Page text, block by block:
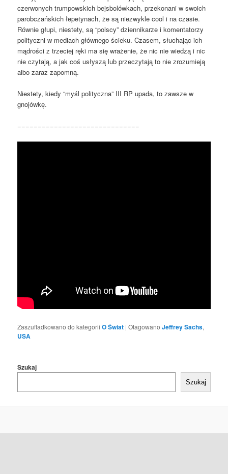
czerwonych trumpowskich bejsbolówkach, przekonani w swoich
parobczańskich łepetynach, że są niezwykle cool i na czasie.
Równie głupi, niestety, są “polscy” dziennikarze i komentatorzy
polityczni w mediach głównego ścieku. Czasem, słuchając ich
mądrości z trzeciej ręki ma się wrażenie, że nic nie wiedzą i nic
nie czytają, a jak coś usłyszą lub przeczytają to nie zrozumieją
albo zaraz zapomną.
Niestety, kiedy “myśl polityczna” III RP upada, to zawsze w
gnojówkę.
==============================
Zaszufladkowano do kategorii O Świat |Otagowano Jeffrey Sachs,
USA
Szukaj
Szukaj